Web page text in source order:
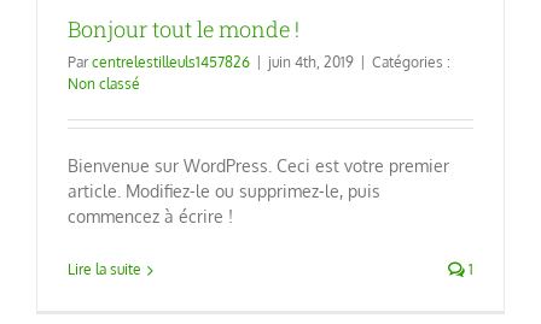
Bonjour tout le monde !
Parcentrelestilleuls1457826 juin 4th, 2019
Catégories :
Non classé
Bienvenue sur WordPress. Ceci est votre premier
article. Modifiez-le ou supprimez-le, puis
commencez à écrire !
Lire la suite 1